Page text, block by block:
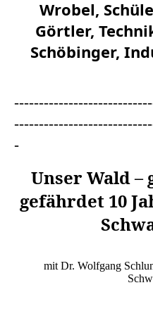
Wrobel,
Görtler,
Schöbinger,
-
Unser Wald –
gefährdet 10
mit Dr. Wolfgang